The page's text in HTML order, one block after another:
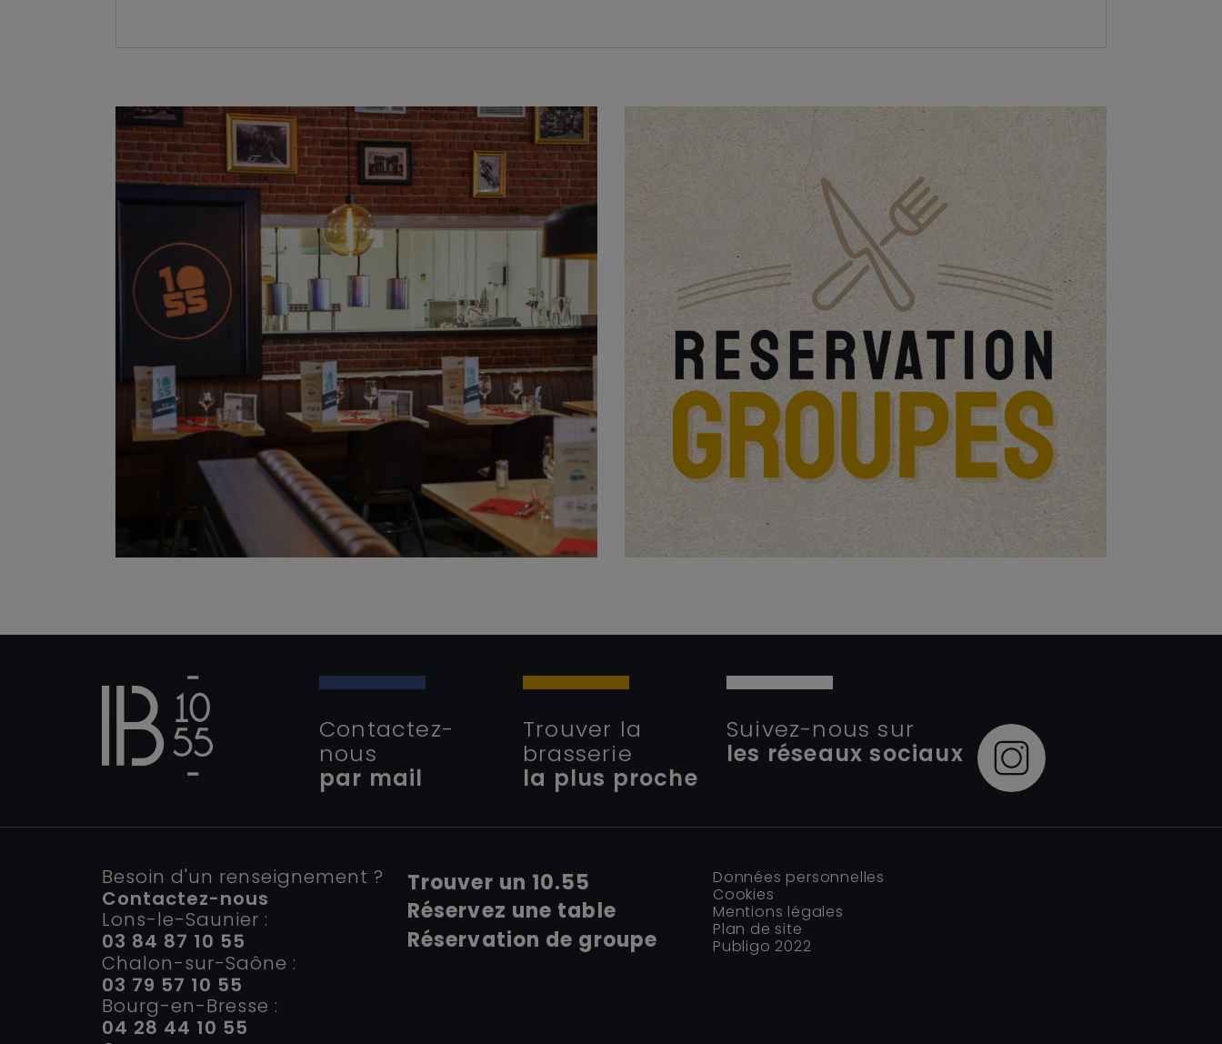
Contactez-
nous
par mail
Trouver la
brasserie
la plus proche
Suivez-nous sur
les réseaux sociaux
Besoin d'un renseignement ?
Contactez-nous
Lons-le-Saunier :
03 84 87 10 55
Chalon-sur-Saône :
03 79 57 10 55
Bourg-en-Bresse :
04 28 44 10 55
Trouver un 10.55
Réservez une table
Réservation de groupe
Données personnelles
Cookies
Mentions légales
Plan de site
Publigo 2022